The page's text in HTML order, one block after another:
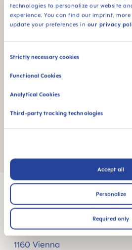
technologies to personalize our website
experience. You can find our imprint,
update your preferences in our privacy
Consent
Strictly necessary cookies
Functional Cookies
Analytical Cookies
Third-party tracking technologies
Accept all
Personalize
Required only
Bridget - COVID &
MAM Babyartikel GesmbH
Lorenz-Mandl-Gasse 50
1160 Vienna